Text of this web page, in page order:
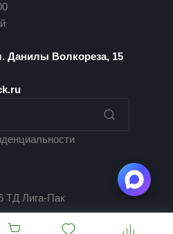
Данилы Волкореза, 15
ТД Лига-Пак